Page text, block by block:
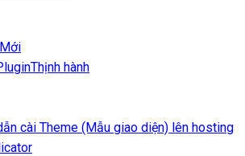
cài Theme (Mẫu giao diện) lên hosting